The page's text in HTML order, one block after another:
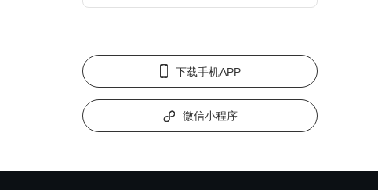
下载手机APP
微信小程序